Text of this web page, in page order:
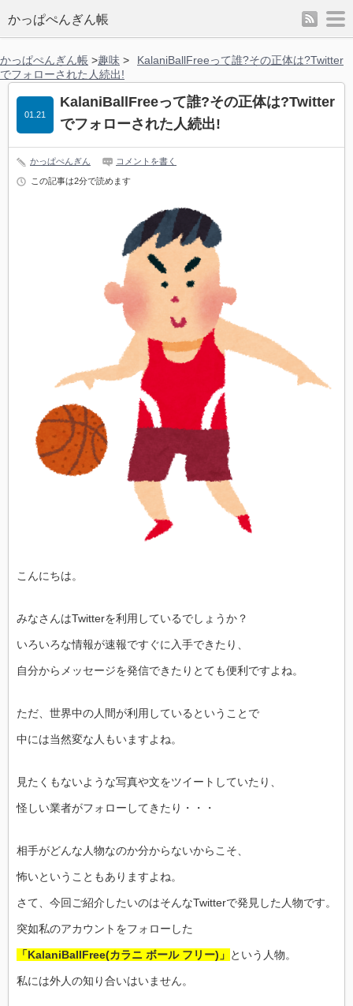
かっぱぺんぎん帳 rss
かっぱぺんぎん帳 >趣味 >
KalaniBallFreeって誰?その正体は?Twitter
でフォローされた人続出!
KalaniBallFreeって誰?その正体は?Twitter
でフォローされた人続出!
01.21
かっぱぺんぎん コメントを書く
この記事は2分で読めます
こんにちは。
みなさんはTwitterを利用しているでしょうか？
いろいろな情報が速報ですぐに入手できたり、
自分からメッセージを発信できたりとても便利ですよね。
ただ、世界中の人間が利用しているということで
中には当然変な人もいますよね。
見たくもないような写真や文をツイートしていたり、
怪しい業者がフォローしてきたり・・・
相手がどんな人物なのか分からないからこそ、
怖いということもありますよね。
さて、今回ご紹介したいのはそんなTwitterで発見した人物です。
突如私のアカウントをフォローした
「KalaniBallFree(カラニ ボール フリー)」 という人物。
私には外人の知り合いはいません。